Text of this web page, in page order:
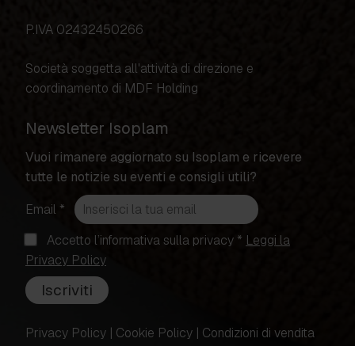
P.IVA 02432450266
Società soggetta all'attività di direzione e
coordinamento di MDF Holding
Newsletter Isoplam
Vuoi rimanere aggiornato su Isoplam e ricevere
tutte le notizie su eventi e consigli utili?
Email *
(campo
obbligatorio)
Accetto l’informativa sulla privacy * (campo
Leggi la
Privacy Policy(si
apre
in
nuova
Iscriviti
Privacy Policy | Cookie Policy | Condizioni di vendita